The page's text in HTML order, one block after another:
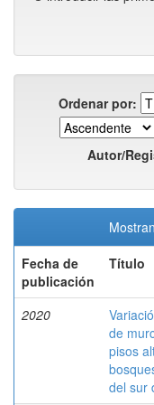
Ordenar por:
Autor/
Fecha de
publicación
Título
2020
de
pisos
del sur